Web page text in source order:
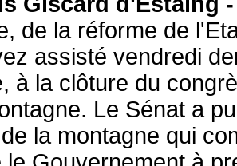
de la réforme de
assisté vendredi
à la clôture du
Le Sénat a
la montagne qui